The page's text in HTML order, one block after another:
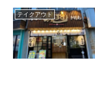
テイクアウト